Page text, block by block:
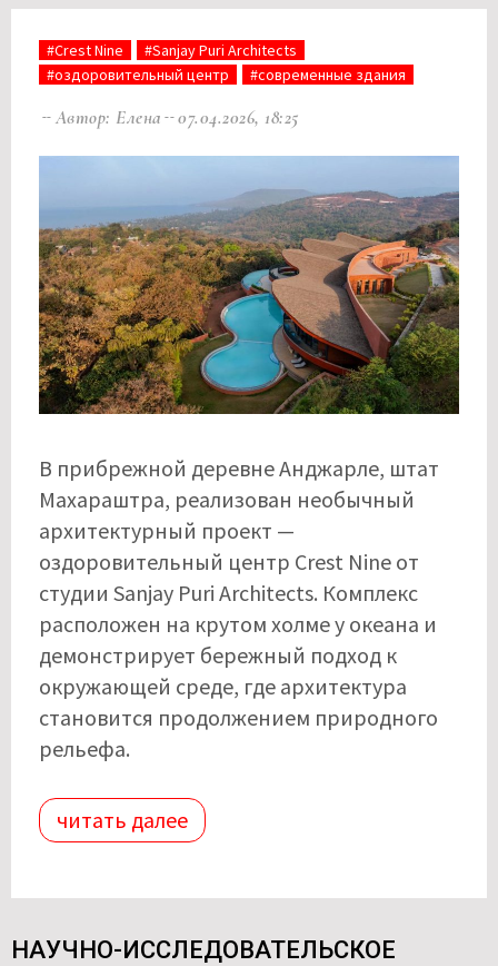
#Crest Nine
#Sanjay Puri Architects
#оздоровительный центр
#современные здания
Автор: Елена 07.04.2026, 18:25
В прибрежной деревне Анджарле, штат
Махараштра, реализован необычный
архитектурный проект —
оздоровительный центр Crest Nine от
студии Sanjay Puri Architects. Комплекс
расположен на крутом холме у океана и
демонстрирует бережный подход к
окружающей среде, где архитектура
становится продолжением природного
рельефа.
читать далее
НАУЧНО-ИССЛЕДОВАТЕЛЬСКОЕ